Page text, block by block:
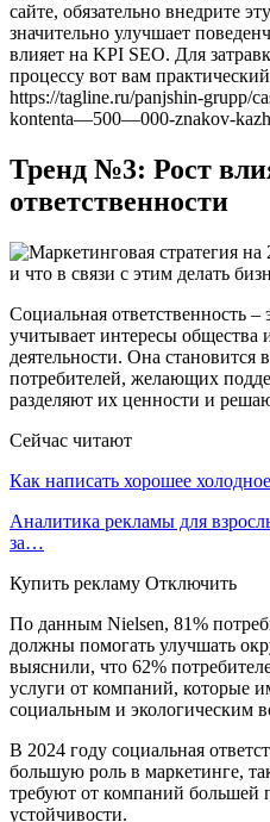
сайте, обязательно внедрите
значительно улучшает
влияет на KPI SEO. Для
процессу вот вам
https://tagline.ru/panjshin-grupp/
kontenta—500—000-znakov-
Тренд №3: Рост
ответственности
Социальная ответственность –
учитывает интересы
деятельности. Она
потребителей, желающих
разделяют их ценности и
Сейчас читают
Как написать хорошее
Аналитика рекламы для
за…
Купить рекламу Отключить
По данным Nielsen, 81%
должны помогать улучшать
выяснили, что 62%
услуги от компаний, которые
социальным и экологическим
В 2024 году социальная
большую роль в маркетинге,
требуют от компаний большей
устойчивости.